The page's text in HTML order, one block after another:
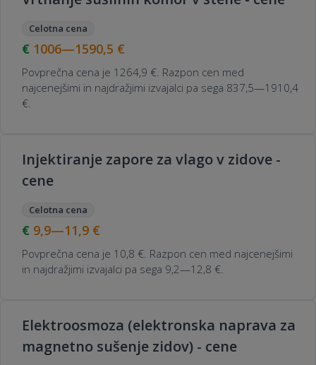
Celotna cena
1006—1590,5 €
Povprečna cena je 1264,9 €. Razpon cen med
najcenejšimi in najdražjimi izvajalci pa sega 837,5—1910,4
€.
Injektiranje zapore za vlago v zidove -
cene
Celotna cena
9,9—11,9 €
Povprečna cena je 10,8 €. Razpon cen med najcenejšimi
in najdražjimi izvajalci pa sega 9,2—12,8 €.
Elektroosmoza (elektronska naprava za
magnetno sušenje zidov) - cene